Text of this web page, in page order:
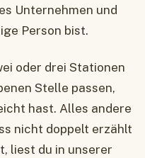
Unternehmen und
Person bist.
oder drei Stationen
Stelle passen,
hast. Alles andere
nicht doppelt erzählt
liest du in unserer